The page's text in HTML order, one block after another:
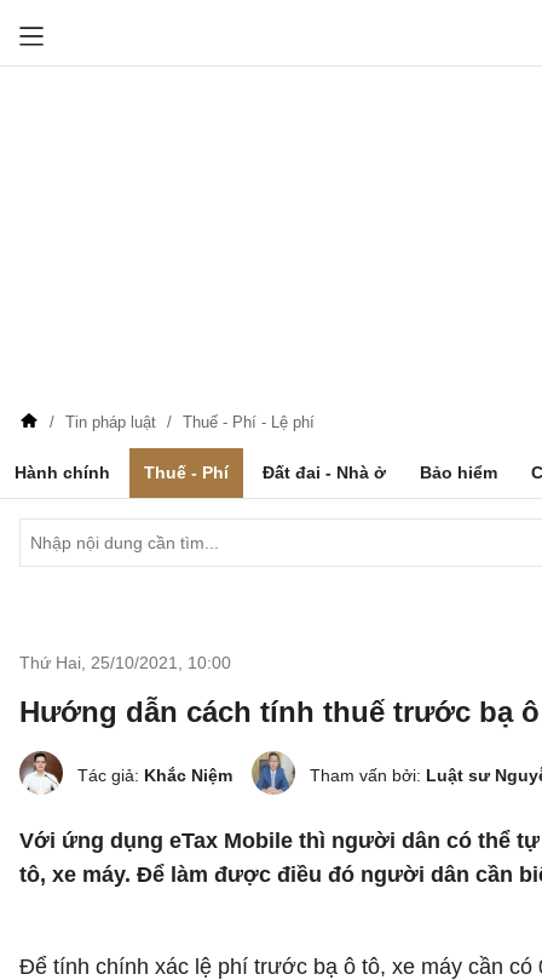
Tin pháp luật Thuế - Phí - Lệ phí
Hành chính Thuế - Phí Đất đai - Nhà ở Bảo hiểm
Thứ Hai, 25/10/2021 10:00
Hướng dẫn cách tính thuế trước bạ
Tác giả: Khắc Niệm Tham vấn bởi: Luật sư
Với ứng dụng eTax Mobile thì người dân có thể
tô, xe máy. Để làm được điều đó người dân cần
Để tính chính xác lệ phí trước bạ ô tô, xe máy cần có